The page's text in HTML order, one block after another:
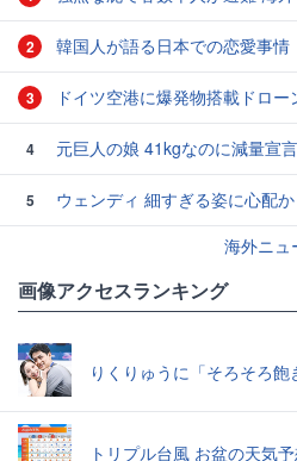
2 韓国人が語る日本での恋愛事情
3 ドイツ空港に爆発物搭載ドロー
4 元巨人の娘 41kgなのに減量宣言
5
ウェンディ 細すぎる姿に心配か
海外ニュ
画像アクセスランキング
りくりゅうに「そろそろ飽
トリプル台風 お盆の天気